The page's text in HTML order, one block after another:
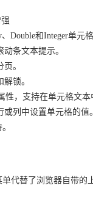
、Double和Integer单
条文本提示。
。
锁。
性，支持在单元格文
列中设置单元格的值。
单代替了浏览器自带